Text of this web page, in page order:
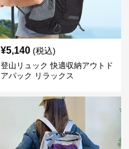
¥5,140 (税込)
登山リュック 快適収納アウトド
アパック リラックス